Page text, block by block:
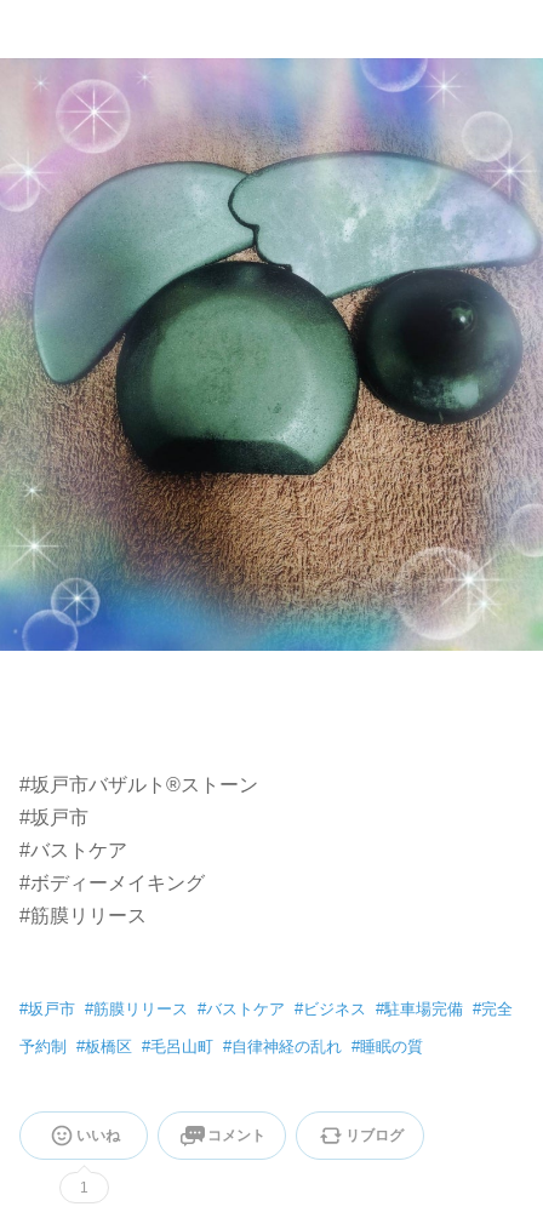
#坂戸市バザルト®ストーン
#坂戸市
#バストケア
#ボディーメイキング
#筋膜リリース
#坂戸市 #筋膜リリース #バストケア #ビジネス #駐車場完備 #完全
予約制 #板橋区 #毛呂山町 #自律神経の乱れ #睡眠の質
いいね
1
コメント リブログ